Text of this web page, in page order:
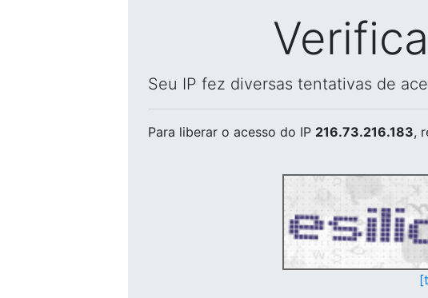
Seu IP fez diversas tentativas de
Para liberar o acesso do IP 216.73.216.183,